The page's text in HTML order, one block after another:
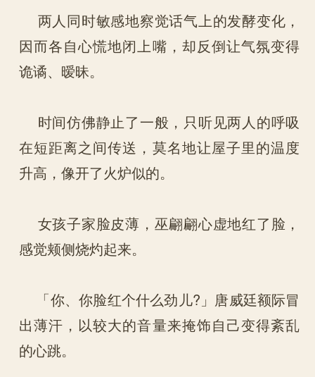
两人同时敏感地察觉话气上的发酵变化，
因而各自心慌地闭上嘴，却反倒让气氛变得
诡谲、暧昧。
时间仿佛静止了一般，只听见两人的呼吸
在短距离之间传送，莫名地让屋子里的温度
升高，像开了火炉似的。
女孩子家脸皮薄，巫翩翩心虚地红了脸，
感觉颊侧烧灼起来。
「你、你脸红个什么劲儿?」唐威廷额际冒
出薄汗，以较大的音量来掩饰自己变得紊乱
的心跳。